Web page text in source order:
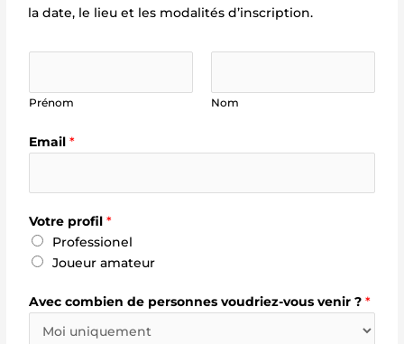
la date, le lieu et les modalités d’inscription.
.
.
n
d
c
e
C
o
m
Prénom Nom
Email*
Votre profil*
Professionel
Joueur amateur
Avec combien de personnes voudriez-vous venir ?*